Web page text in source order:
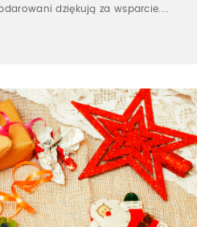
dziękują za wsparcie....